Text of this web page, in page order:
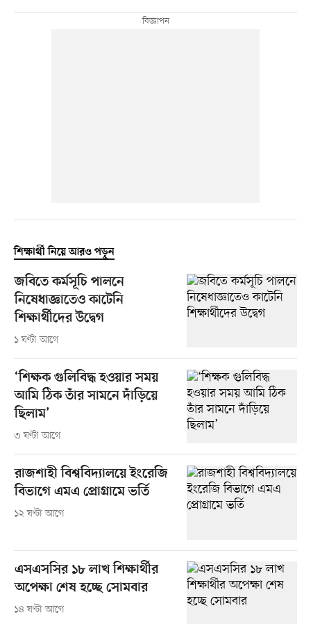
শিক্ষার্থী নিয়ে আরও পড়ুন
জবিতে কর্মসূচি পালনে
নিষেধাজ্ঞাতেও কাটেনি
শিক্ষার্থীদের উদ্বেগ
১ ঘণ্টা আগে
‘শিক্ষক গুলিবিদ্ধ হওয়ার সময়
আমি ঠিক তাঁর সামনে দাঁড়িয়ে
ছিলাম’
৩ ঘণ্টা আগে
রাজশাহী বিশ্ববিদ্যালয়ে ইংরেজি
বিভাগে এমএ প্রোগ্রামে ভর্তি
১২ ঘণ্টা আগে
এসএসসির ১৮ লাখ শিক্ষার্থীর
অপেক্ষা শেষ হচ্ছে সোমবার
১৪ ঘণ্টা আগে